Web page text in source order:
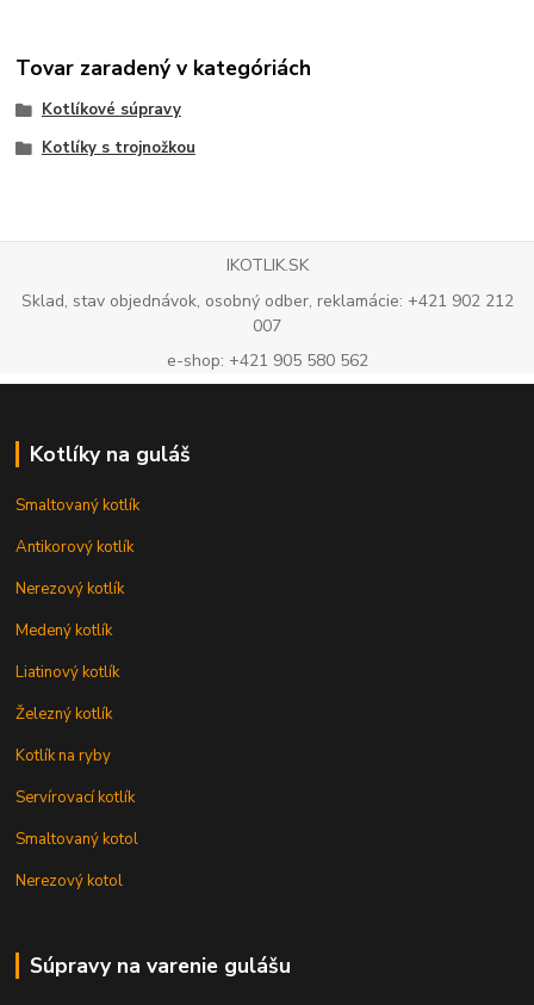
Tovar zaradený v kategóriách
Kotlíkové súpravy
Kotlíky s trojnožkou
IKOTLIK.SK
Sklad, stav objednávok, osobný odber, reklamácie: +421 902 212
007
e-shop: +421 905 580 562
Kotlíky na guláš
Smaltovaný kotlík
Antikorový kotlík
Nerezový kotlík
Medený kotlík
Liatinový kotlík
Železný kotlík
Kotlík na ryby
Servírovací kotlík
Smaltovaný kotol
Nerezový kotol
Súpravy na varenie gulášu